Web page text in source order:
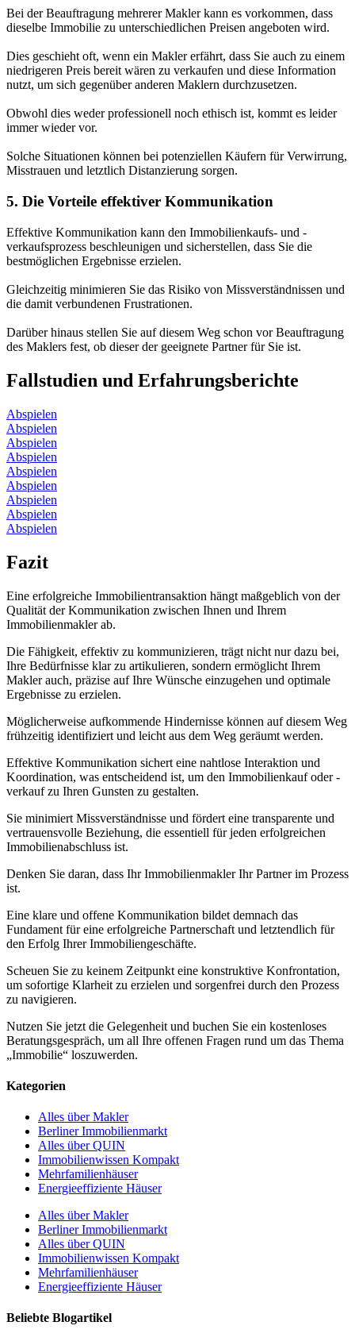
Bei der Beauftragung mehrerer Makler kann es vorkommen, dass
dieselbe Immobilie zu unterschiedlichen Preisen angeboten wird.
Dies geschieht oft, wenn ein Makler erfährt, dass Sie auch zu einem
niedrigeren Preis bereit wären zu verkaufen und diese Information
nutzt, um sich gegenüber anderen Maklern durchzusetzen.
Obwohl dies weder professionell noch ethisch ist, kommt es leider
immer wieder vor.
Solche Situationen können bei potenziellen Käufern für Verwirrung,
Misstrauen und letztlich Distanzierung sorgen.
5. Die Vorteile effektiver Kommunikation
Effektive Kommunikation kann den Immobilienkaufs- und -
verkaufsprozess beschleunigen und sicherstellen, dass Sie die
bestmöglichen Ergebnisse erzielen.
Gleichzeitig minimieren Sie das Risiko von Missverständnissen und
die damit verbundenen Frustrationen.
Darüber hinaus stellen Sie auf diesem Weg schon vor Beauftragung
des Maklers fest, ob dieser der geeignete Partner für Sie ist.
Fallstudien und Erfahrungsberichte
Abspielen
Abspielen
Abspielen
Abspielen
Abspielen
Abspielen
Abspielen
Abspielen
Abspielen
Fazit
Eine erfolgreiche Immobilientransaktion hängt maßgeblich von der
Qualität der Kommunikation zwischen Ihnen und Ihrem
Immobilienmakler ab.
Die Fähigkeit, effektiv zu kommunizieren, trägt nicht nur dazu bei,
Ihre Bedürfnisse klar zu artikulieren, sondern ermöglicht Ihrem
Makler auch, präzise auf Ihre Wünsche einzugehen und optimale
Ergebnisse zu erzielen.
Möglicherweise aufkommende Hindernisse können auf diesem Weg
frühzeitig identifiziert und leicht aus dem Weg geräumt werden.
Effektive Kommunikation sichert eine nahtlose Interaktion und
Koordination, was entscheidend ist, um den Immobilienkauf oder -
verkauf zu Ihren Gunsten zu gestalten.
Sie minimiert Missverständnisse und fördert eine transparente und
vertrauensvolle Beziehung, die essentiell für jeden erfolgreichen
Immobilienabschluss ist.
Denken Sie daran, dass Ihr Immobilienmakler Ihr Partner im Prozess
ist.
Eine klare und offene Kommunikation bildet demnach das
Fundament für eine erfolgreiche Partnerschaft und letztendlich für
den Erfolg Ihrer Immobiliengeschäfte.
Scheuen Sie zu keinem Zeitpunkt eine konstruktive Konfrontation,
um sofortige Klarheit zu erzielen und sorgenfrei durch den Prozess
zu navigieren.
Nutzen Sie jetzt die Gelegenheit und buchen Sie ein kostenloses
Beratungsgespräch, um all Ihre offenen Fragen rund um das Thema
„Immobilie“ loszuwerden.
Kategorien
Alles über Makler
Berliner Immobilienmarkt
Alles über QUIN
Immobilienwissen Kompakt
Mehrfamilienhäuser
Energieeffiziente Häuser
Alles über Makler
Berliner Immobilienmarkt
Alles über QUIN
Immobilienwissen Kompakt
Mehrfamilienhäuser
Energieeffiziente Häuser
Beliebte Blogartikel